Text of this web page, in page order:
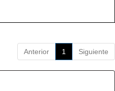
Anterior 1 Siguiente